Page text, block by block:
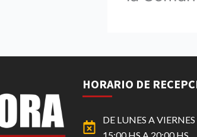
HORARIO DE
DE LUNES A